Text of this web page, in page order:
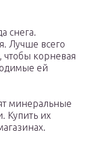
снега.
Лучше всего
чтобы корневая
ей
минеральные
Купить их